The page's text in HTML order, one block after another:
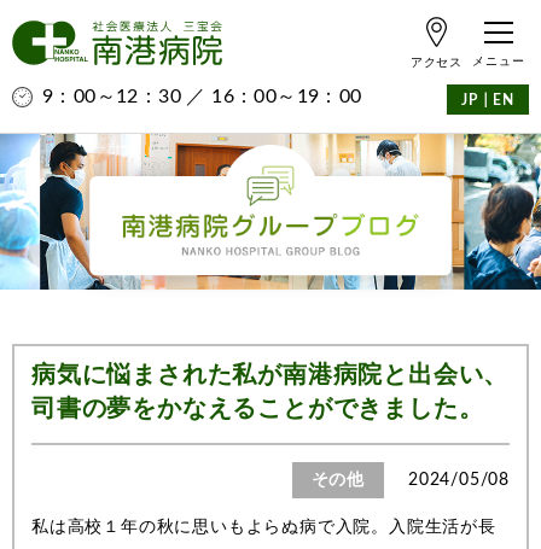
9：00～12：30 ／ 16：00～19：00
アクセス
JP EN
病気に悩まされた私が南港病院と出会い、
司書の夢をかなえることができました。
その他 2024/05/08
私は高校１年の秋に思いもよらぬ病で入院。入院生活が長